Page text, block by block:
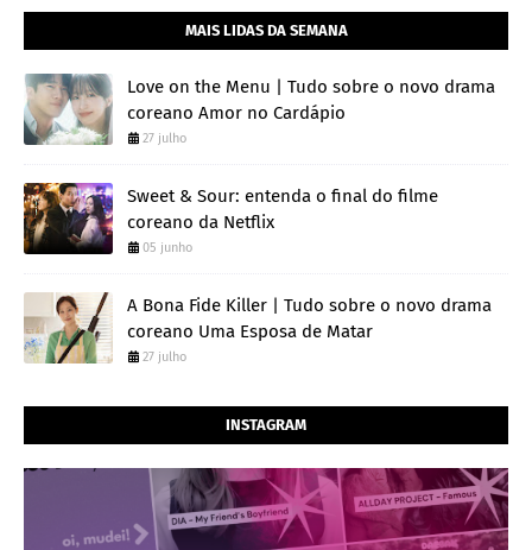
MAIS LIDAS DA SEMANA
Love on the Menu | Tudo sobre o novo drama
coreano Amor no Cardápio
27 julho
Sweet & Sour: entenda o final do filme
coreano da Netflix
05 junho
A Bona Fide Killer | Tudo sobre o novo drama
coreano Uma Esposa de Matar
27 julho
INSTAGRAM